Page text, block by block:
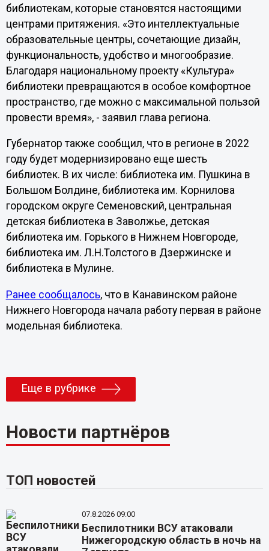
библиотекам, которые становятся настоящими
центрами притяжения. «Это интеллектуальные
образовательные центры, сочетающие дизайн,
функциональность, удобство и многообразие.
Благодаря национальному проекту «Культура»
библиотеки превращаются в особое комфортное
пространство, где можно с максимальной пользой
провести время», - заявил глава региона.
Губернатор также сообщил, что в регионе в 2022
году будет модернизировано еще шесть
библиотек. В их числе: библиотека им. Пушкина в
Большом Болдине, библиотека им. Корнилова
городском округе Семеновский, центральная
детская библиотека в Заволжье, детская
библиотека им. Горького в Нижнем Новгороде,
библиотека им. Л.Н.Толстого в Дзержинске и
библиотека в Мулине.
Ранее сообщалось, что в Канавинском районе
Нижнего Новгорода начала работу первая в районе
модельная библиотека.
Еще в рубрике
Новости партнёров
ТОП новостей
07.8.2026 09:00
Беспилотники ВСУ атаковали
Нижегородскую область в ночь на